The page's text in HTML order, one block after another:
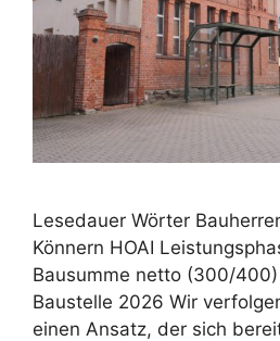
Lesedauer Wörter
Könnern HOAI
Bausumme netto (300/
Baustelle 2026 Wir
einen Ansatz, der sich